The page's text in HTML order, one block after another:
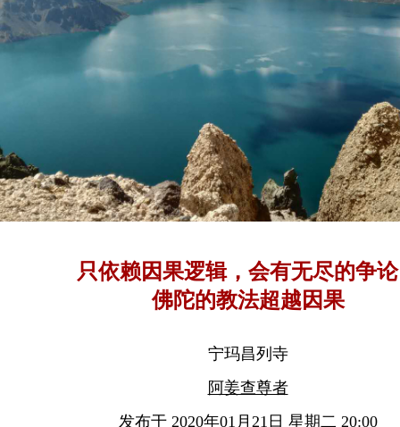
只依赖因果逻辑，会有无尽的争
佛陀的教法超越因果
宁玛昌列寺
阿姜查尊者
发布于 2020年01月21日 星期二 20:00